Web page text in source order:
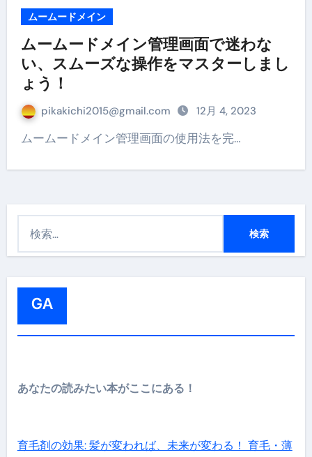
ムームードメイン
ムームードメイン管理画面で迷わな
い、スムーズな操作をマスターしまし
ょう！
pikakichi2015@gmail.com 12月 4, 2023
ムームードメイン管理画面の使用法を完…
GA
あなたの読みたい本がここにある！
育毛剤の効果: 髪が変われば、未来が変わる！ 育毛・薄